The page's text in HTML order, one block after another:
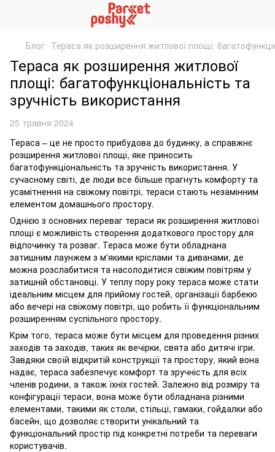
Блог Тераса як розширення житлової площі:
Тераса як розширення житлової
площі: багатофункціональність та
зручність використання
25 травня 2024
Тераса – це не просто прибудова до будинку, а справжнє
розширення житлової площі, яке приносить
багатофункціональність та зручність використання. У
сучасному світі, де люди все більше прагнуть комфорту та
усамітнення на свіжому повітрі, тераси стають незамінним
елементом домашнього простору.
Однією з основних переваг тераси як розширення житлової
площі є можливість створення додаткового простору для
відпочинку та розваг. Тераса може бути обладнана
затишним лаунжем з м'якими кріслами та диванами, де
можна розслабитися та насолодитися свіжим повітрям у
затишній обстановці. У теплу пору року тераса може стати
ідеальним місцем для прийому гостей, організації барбекю
або вечері на свіжому повітрі, що робить її функціональним
розширенням суспільного простору.
Крім того, тераса може бути місцем для проведення різних
заходів та заходів, таких як вечірки, свята або дитячі ігри.
Завдяки своїй відкритій конструкції та простору, який вона
надає, тераса забезпечує комфорт та зручність для всіх
членів родини, а також їхніх гостей. Залежно від розміру та
конфігурації тераси, вона може бути обладнана різними
елементами, такими як столи, стільці, гамаки, гойдалки або
басейн, що дозволяє створити унікальний та
функціональний простір під конкретні потреби та переваги
користувачів.